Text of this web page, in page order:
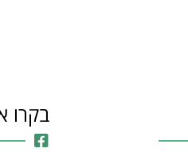
בקרו